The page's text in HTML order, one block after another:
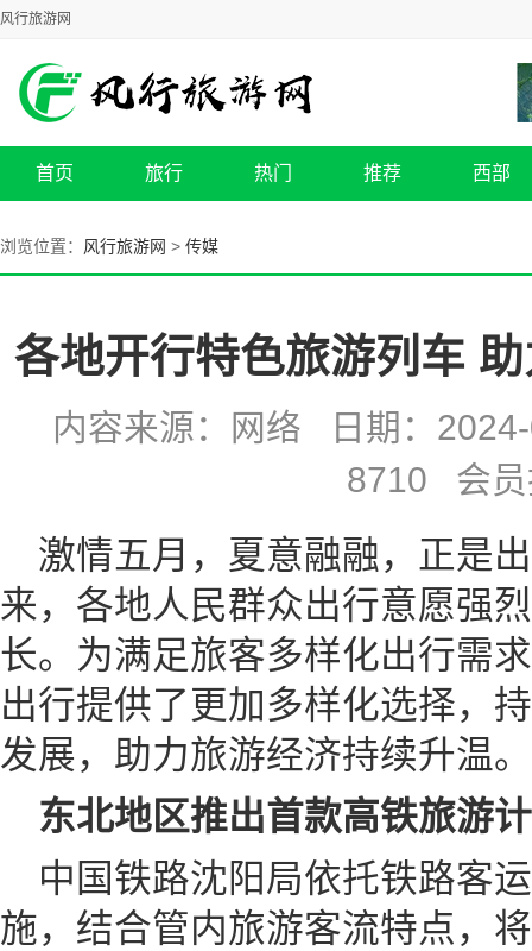
风行旅游网
首页 旅行 热门 推荐 西部
浏览位置： 风行旅游网 > 传媒
各地开行特色旅游列车
内容来源：网络 日期：
8710 会员
激情五月，夏意融融，正是
来，各地人民群众出行意愿强
长。为满足旅客多样化出行需
出行提供了更加多样化选择，
发展，助力旅游经济持续升温。
东北地区推出首款高铁旅游
中国铁路沈阳局依托铁路客
施，结合管内旅游客流特点，